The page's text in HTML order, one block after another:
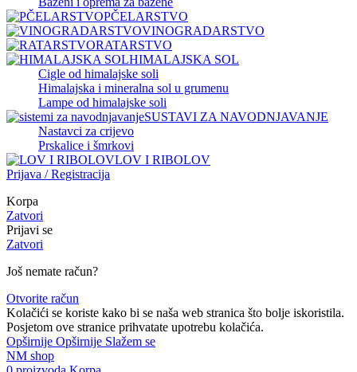
PČELARSTVO
VINOGRADARSTVO
RATARSTVO
HIMALAJSKA SOL
Cigle od himalajske soli
Himalajska i mineralna sol u grumenu
Lampe od himalajske soli
SUSTAVI ZA NAVODNJAVANJE
Nastavci za crijevo
Prskalice i šmrkovi
LOV I RIBOLOV
Prijava / Registracija
Korpa
Zatvori
Prijavi se
Zatvori
Još nemate račun?
Otvorite račun
Kolačići se koriste kako bi se naša web stranica što bolje iskoristila.
Posjetom ove stranice prihvatate upotrebu kolačića.
Opširnije Opširnije Slažem se
NM shop